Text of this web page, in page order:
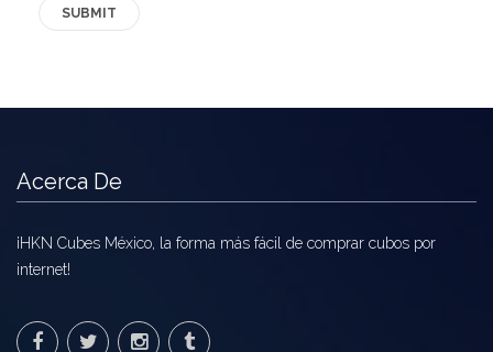
Acerca De
¡HKN Cubes México, la forma más fácil de comprar cubos por
internet!